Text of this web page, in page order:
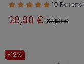
19
28,90 € 32,90 €
-12%